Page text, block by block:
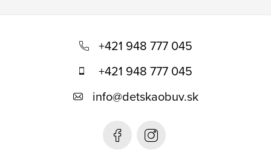
+421 948 777 045
+421 948 777 045
info@detskaobuv.sk